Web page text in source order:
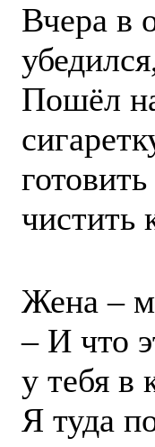
Вчера в
Пошёл
чистить
Жена –
– И что
у тебя в
Я туда